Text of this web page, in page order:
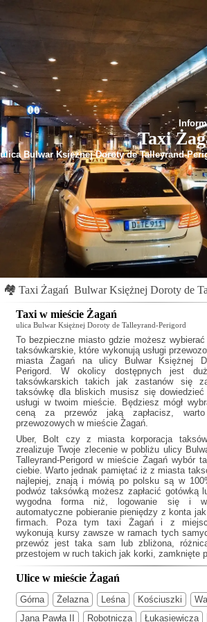
Taxi
ulica Bulwar Księżnej Doroty de Talleyrand-
🏘 Taxi Żagań Bulwar Księżnej Doroty de
Taxi w mieście Żagań
ulica Bulwar Księżnej Doroty de Talleyrand-Perigord
To bezpieczne miasto gdzie możesz
taksówkarskie, które wykonują usługi
miasta Żagań na ulicy Bulwar Księżnej
Perigord. W okolicy dostępnych jest
taksówkarskich takich jakzastanów się
taksówkę dla bliskich musisz się
usługi w twoim mieście. Będziesz mógł
ceną za przewóz jaką zapłacisz,
przewozowych w mieście Żagań.
Uber, Bolt czy z miasta korporacja
zrealizuje Twoje zlecenie w pobliżu ulicy
Talleyrand-Perigord w mieście Żagań wybór
ciebie. Warto jednak pamiętać iż z miasta
najlepiej, znają i mówią po polsku są w
podwóz taksówką możesz zapłacić gotówką
wygodna forma niż, logowanie się i
automatyczne pobieranie pieniędzy z konta
firmach. Poza tym taxi Żagańi z
wykonują kursy zawsze w ramach tych
przewóz jest taka sam lub zbliżona,
przestojem w ruch takich jak korki, zamknięte
Ulice w mieście Żagań
Górna Żelazna Leśna Kościuszki
Jana Pawła II
Robotnicza Łukasiewicza